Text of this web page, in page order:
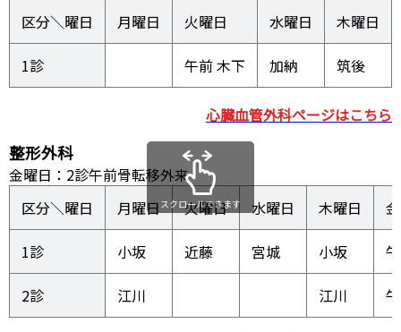
区分＼曜日
月曜日 火曜日 水曜日 木曜日
1診 午前 木下 加納 筑後
心臓血管外科ページはこちら
整形外科
金曜日：2診午前骨転移外来
区分＼曜日
月曜日 火曜日 水曜日 木曜日
1診 小坂 近藤 宮城 小坂
2診 江川 江川
スクロールできます